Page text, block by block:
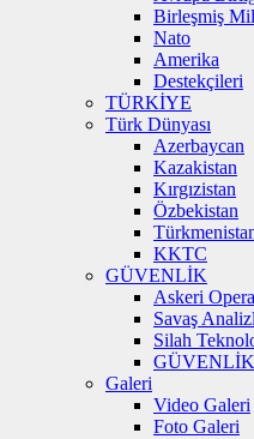
Birleşmiş
Nato
Amerika
Destekçileri
TÜRKİYE
Türk Dünyası
Azerbaycan
Kazakistan
Kırgızistan
Özbekistan
KKTC
GÜVENLİK
Askeri
Savaş
Silah
Galeri
Video Galeri
Foto Galeri